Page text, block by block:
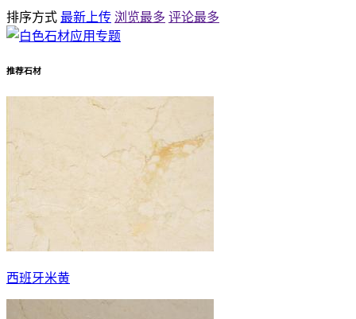
排序方式 最新上传 浏览最多 评论最多
推荐石材
西班牙米黄